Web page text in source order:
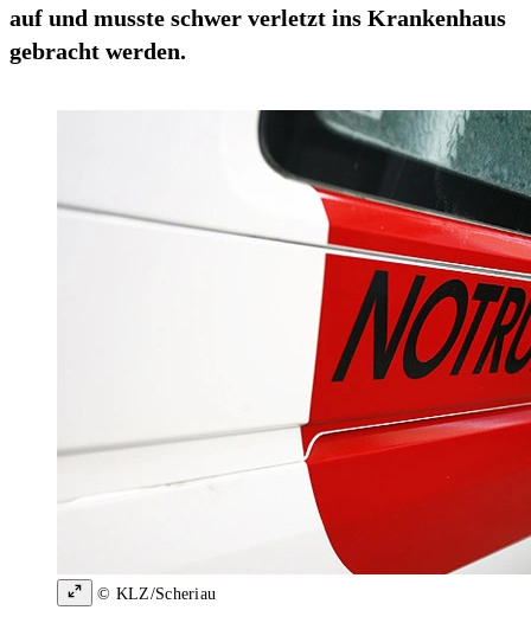
auf und musste schwer verletzt ins Krankenhaus
gebracht werden.
© KLZ/Scheriau